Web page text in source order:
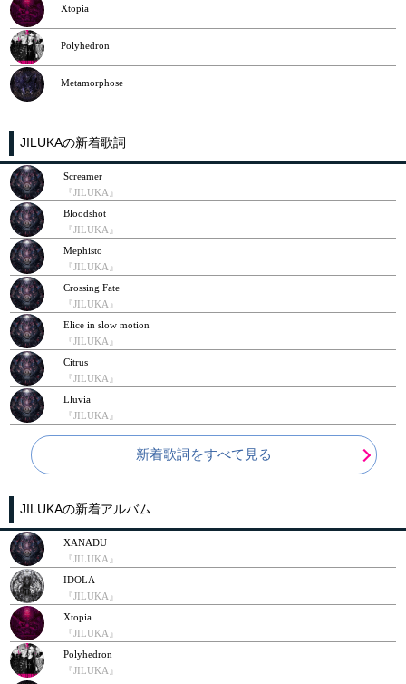
Xtopia
Polyhedron
Metamorphose
JILUKAの新着歌詞
Screamer
『JILUKA』
Bloodshot
『JILUKA』
Mephisto
『JILUKA』
Crossing Fate
『JILUKA』
Elice in slow motion
『JILUKA』
Citrus
『JILUKA』
Lluvia
『JILUKA』
新着歌詞をすべて見る
JILUKAの新着アルバム
XANADU
『JILUKA』
IDOLA
『JILUKA』
Xtopia
『JILUKA』
Polyhedron
『JILUKA』